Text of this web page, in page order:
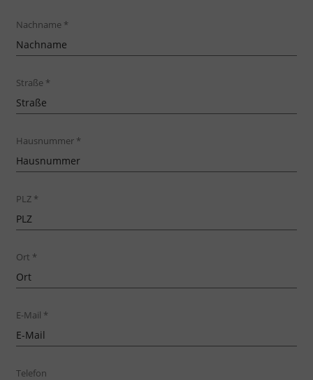
Nachname *
Straße *
Hausnummer *
PLZ *
Ort *
E-Mail *
Telefon